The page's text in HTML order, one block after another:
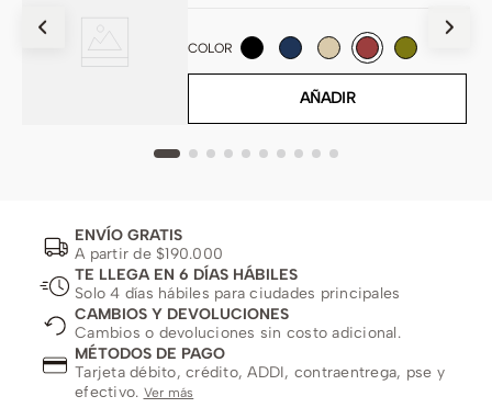
COLOR
AÑADIR
ENVÍO GRATIS
A partir de $190.000
TE LLEGA EN 6 DÍAS HÁBILES
Solo 4 días hábiles para ciudades principales
CAMBIOS Y DEVOLUCIONES
Cambios o devoluciones sin costo adicional.
MÉTODOS DE PAGO
Tarjeta débito, crédito, ADDI, contraentrega, pse y
efectivo. Ver más